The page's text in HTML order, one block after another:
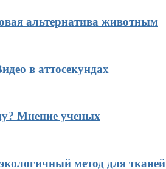
альтернатива животным
в аттосекундах
Мнение ученых
метод для тканей